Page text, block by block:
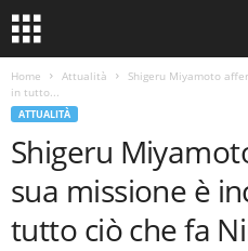
Home Attualità
Shigeru Miyamoto
in tutto...
ATTUALITÀ
Shigeru
sua missione è
tutto ciò che fa